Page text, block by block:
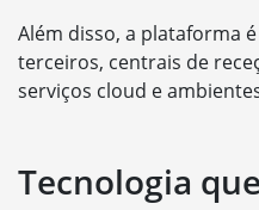
Além disso, a plataforma
terceiros, centrais de
serviços cloud e
Tecnologia